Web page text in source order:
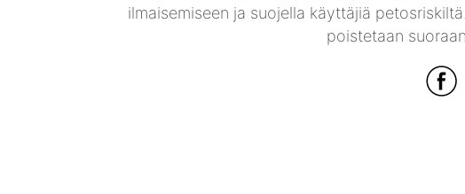
ilmaisemiseen ja suojella käyttäjiä
poistetaan